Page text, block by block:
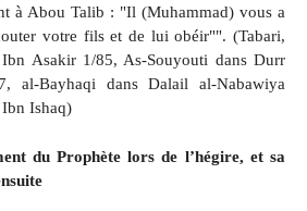
à Abou Talib : "Il (Muhammad) vous a
votre fils et de lui obéir"". (Tabari,
Asakir 1/85, As-Souyouti dans Durr
al-Bayhaqi dans Dalail al-Nabawiya
Ishaq)
du Prophète lors de l’hégire, et sa